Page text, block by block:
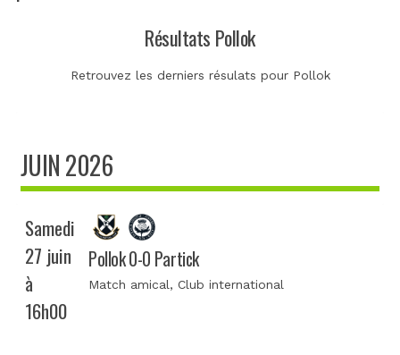
Résultats Pollok
Retrouvez les derniers résulats pour Pollok
JUIN 2026
Samedi
27 juin
à
16h00
Pollok 0-0 Partick
Match amical, Club international